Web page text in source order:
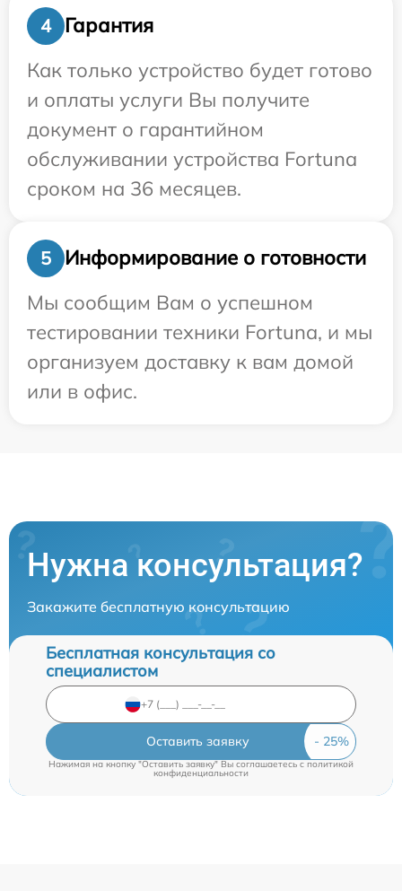
4
Гарантия
Как только устройство будет готово
и оплаты услуги Вы получите
документ о гарантийном
обслуживании устройства Fortuna
сроком на 36 месяцев.
5
Информирование о готовности
Мы сообщим Вам о успешном
тестировании техники Fortuna, и мы
организуем доставку к вам домой
или в офис.
Нужна консультация?
Закажите бесплатную консультацию
Бесплатная консультация со
специалистом
Оставить заявку
Нажимая на кнопку "Оставить заявку" Вы соглашаетесь cполитикой
конфиденциальности